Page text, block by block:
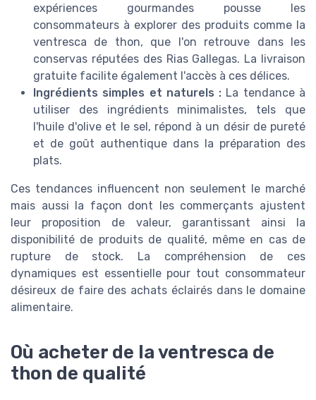
expériences gourmandes pousse les
consommateurs à explorer des produits comme la
ventresca de thon, que l'on retrouve dans les
conservas réputées des Rias Gallegas. La livraison
gratuite facilite également l'accès à ces délices.
Ingrédients simples et naturels : La tendance à
utiliser des ingrédients minimalistes, tels que
l'huile d'olive et le sel, répond à un désir de pureté
et de goût authentique dans la préparation des
plats.
Ces tendances influencent non seulement le marché
mais aussi la façon dont les commerçants ajustent
leur proposition de valeur, garantissant ainsi la
disponibilité de produits de qualité, même en cas de
rupture de stock. La compréhension de ces
dynamiques est essentielle pour tout consommateur
désireux de faire des achats éclairés dans le domaine
alimentaire.
Où acheter de la ventresca de
thon de qualité